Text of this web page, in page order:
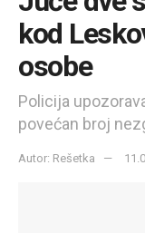
kod
osobe
Policija
povećan broj
Autor: Rešetka